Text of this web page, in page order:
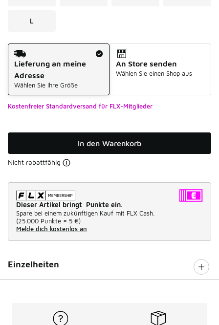
L
Versandart
Lieferung an meine
Adresse
Wählen Sie Ihre Größe
An Store senden
Wählen Sie einen Shop aus
Kostenfreier Standardversand für FLX-Mitglieder
In den Warenkorb
Nicht rabattfähig
Dieser Artikel bringt Punkte ein.
Spare bei einem zukünftigen Kauf mit FLX Cash.
(25.000 Punkte = 5 €)
Melde dich kostenlos an
Einzelheiten